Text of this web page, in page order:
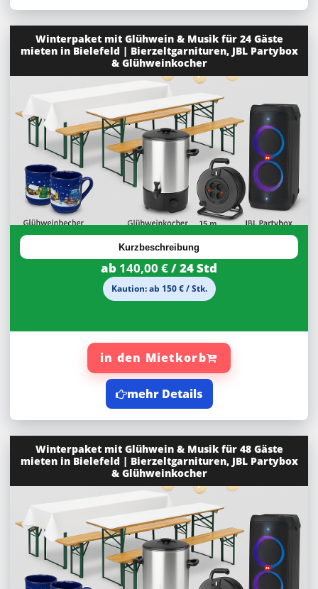
Winterpaket mit Glühwein & Musik für 24 Gäste
mieten in Bielefeld | Bierzeltgarnituren, JBL Partybox
& Glühweinkocher
Kurzbeschreibung
ab 140,00 €/ 24 Std
Kaution: ab 150 € / Stk.
in den Mietkorb
mehr Details
Winterpaket mit Glühwein & Musik für 48 Gäste
mieten in Bielefeld | Bierzeltgarnituren, JBL Partybox
& Glühweinkocher